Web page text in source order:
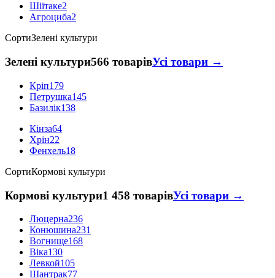
Шіїтаке2
Агроциба2
СортиЗелені культури
Зелені культури566 товарівУсі товари →
Кріп179
Петрушка145
Базилік138
Кінза64
Хрін22
Фенхель18
СортиКормові культури
Кормові культури1 458 товарівУсі товари →
Люцерна236
Конюшина231
Вогнище168
Віка130
Левкой105
Шантрак77